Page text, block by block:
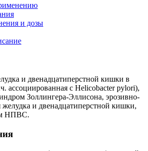
и дозы
и двенадцатиперстной кишки в
ассоциированная с Helicobacter pylori),
Золлингера-Эллисона, эрозивно-
и двенадцатиперстной кишки,
НПВС.